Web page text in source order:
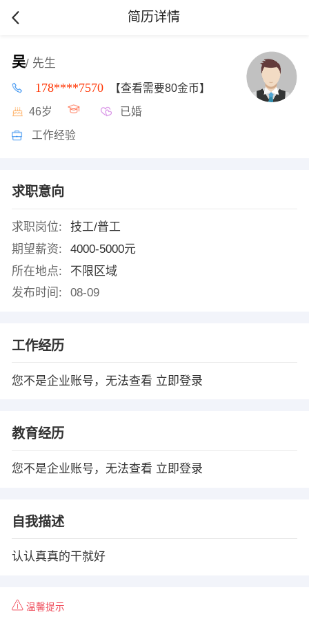
简历详情
吴/ 先生
178****7570 【查看需要80金币】
46岁 已婚
工作经验
求职意向
求职岗位:
技工/普工
期望薪资:
4000-5000元
所在地点:
不限区域
发布时间:
08-09
工作经历
您不是企业账号，无法查看 立即登录
教育经历
您不是企业账号，无法查看 立即登录
自我描述
认认真真的干就好
温馨提示